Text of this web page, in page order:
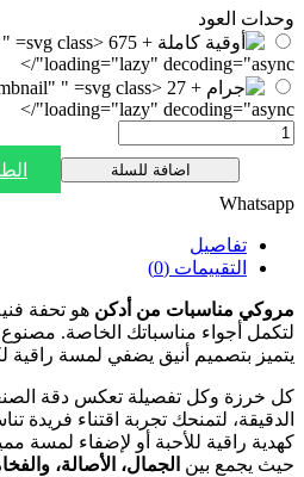
وحدات العود
loading="lazy" decoding="async"/>
loading="lazy" decoding="async"/>
اضافة للسلة
Whatsapp
تفاصيل
التقييمات (0)
مروكي مناسبات من أدكن هو تحفة
لتكمل أجواء مناسباتك الخاصة. مصنوع
يتميز بتصميم أنيق يضفي لمسة راقية
كل خرزة وكل تفصيلة تعكس دقة
الدقيقة، لتمنحك تجربة اقتناء فريدة
كهدية راقية للأحبة أو لإضفاء لمسة
حيث يجمع بين الجمال، الأصالة،